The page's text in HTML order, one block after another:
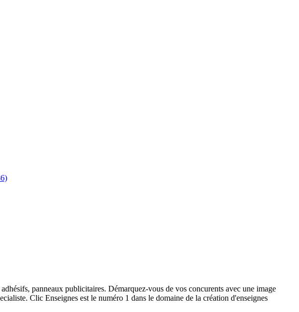
panneaux publicitaires. Démarquez-vous de vos concurents avec une image
Clic Enseignes est le numéro 1 dans le domaine de la création d'enseignes